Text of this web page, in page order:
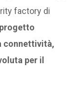
factory di
connettività,
per il